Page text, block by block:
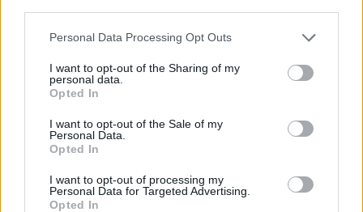
Please note that this website/app uses one or more Google
not limited to your visit or usage behaviour. You may click to
grant or deny consent to Google and its third-party tags to
use your data for below specified purposes in below Google
consent section.
Personal Data Processing Opt Outs
I want to opt-out of the Sharing of my
personal data.
Opted In
I want to opt-out of the Sale of my
Personal Data.
Opted In
I want to opt-out of processing my
Personal Data for Targeted Advertising.
Opted In
Video
Player
This
modal
window.
The media could not be loaded, either because
the server or network failed or because the format